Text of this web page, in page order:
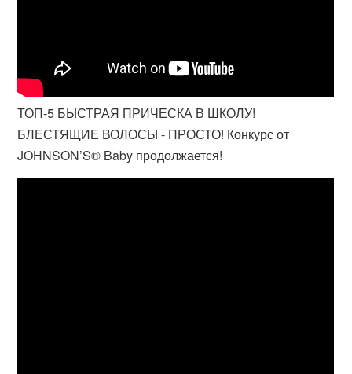
ТОП-5 БЫСТРАЯ ПРИЧЕСКА В ШКОЛУ!
БЛЕСТЯЩИЕ ВОЛОСЫ - ПРОСТО! Конкурс от
JOHNSON’S® Baby продолжается!